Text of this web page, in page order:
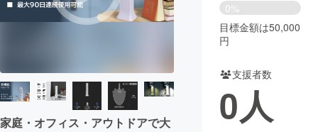
ビジネス・起業 チャレンジ
CAMPFIRE for Social Good CAMPFIRE Creation
CAMPFIREふるさと納税machi-ya コミュニティ
家庭・オフィス・アウトドアで大
0%
目標金額は50,000
円
支援者数
0人